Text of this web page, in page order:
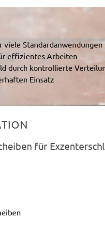
viele Standardanwendungen
effizientes Arbeiten
durch kontrollierte
Einsatz
für